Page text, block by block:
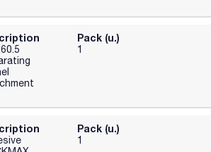
Pack (u.)
1
Pack (u.)
1